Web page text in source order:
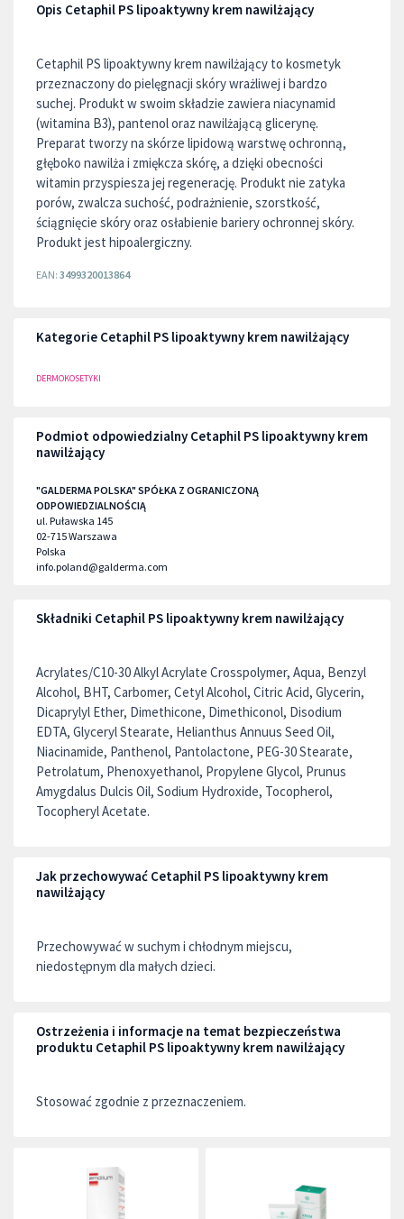
Opis Cetaphil PS lipoaktywny krem nawilżający
Cetaphil PS lipoaktywny krem nawilżający to kosmetyk
przeznaczony do pielęgnacji skóry wrażliwej i bardzo
suchej. Produkt w swoim składzie zawiera niacynamid
(witamina B3), pantenol oraz nawilżającą glicerynę.
Preparat tworzy na skórze lipidową warstwę ochronną,
głęboko nawilża i zmiękcza skórę, a dzięki obecności
witamin przyspiesza jej regenerację. Produkt nie zatyka
porów, zwalcza suchość, podrażnienie, szorstkość,
ściągnięcie skóry oraz osłabienie bariery ochronnej skóry.
Produkt jest hipoalergiczny.
EAN: 3499320013864
Kategorie Cetaphil PS lipoaktywny krem nawilżający
DERMOKOSETYKI
Podmiot odpowiedzialny Cetaphil PS lipoaktywny krem
nawilżający
"GALDERMA POLSKA" SPÓŁKA Z OGRANICZONĄ
ODPOWIEDZIALNOŚCIĄ
ul. Puławska 145
02-715Warszawa
Polska
info.poland@galderma.com
Składniki Cetaphil PS lipoaktywny krem nawilżający
Acrylates/C10-30 Alkyl Acrylate Crosspolymer, Aqua, Benzyl
Alcohol, BHT, Carbomer, Cetyl Alcohol, Citric Acid, Glycerin,
Dicaprylyl Ether, Dimethicone, Dimethiconol, Disodium
EDTA, Glyceryl Stearate, Helianthus Annuus Seed Oil,
Niacinamide, Panthenol, Pantolactone, PEG-30 Stearate,
Petrolatum, Phenoxyethanol, Propylene Glycol, Prunus
Amygdalus Dulcis Oil, Sodium Hydroxide, Tocopherol,
Tocopheryl Acetate.
Jak przechowywać Cetaphil PS lipoaktywny krem
nawilżający
Przechowywać w suchym i chłodnym miejscu,
niedostępnym dla małych dzieci.
Ostrzeżenia i informacje na temat bezpieczeństwa
produktu Cetaphil PS lipoaktywny krem nawilżający
Stosować zgodnie z przeznaczeniem.